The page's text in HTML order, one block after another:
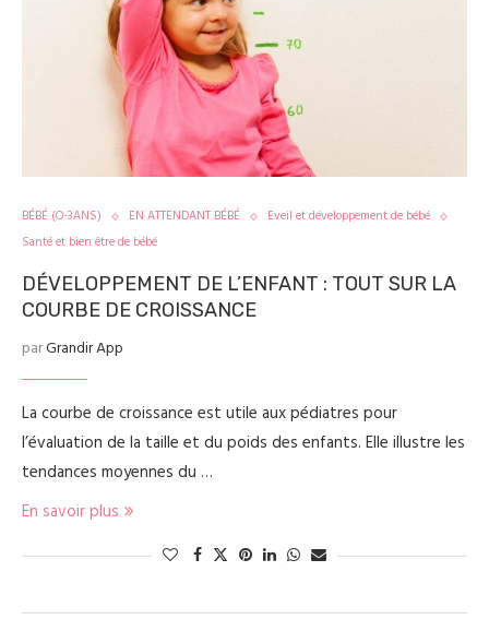
BÉBÉ (O-3ANS) EN ATTENDANT BÉBÉ
Eveil et développement de bébé
Santé et bien être de bébé
DÉVELOPPEMENT DE L’ENFANT : TOUT SUR LA
COURBE DE CROISSANCE
parGrandir App
La courbe de croissance est utile aux pédiatres pour
l’évaluation de la taille et du poids des enfants. Elle illustre les
tendances moyennes du …
En savoir plus